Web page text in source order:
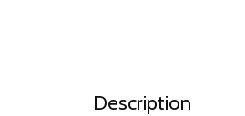
Description